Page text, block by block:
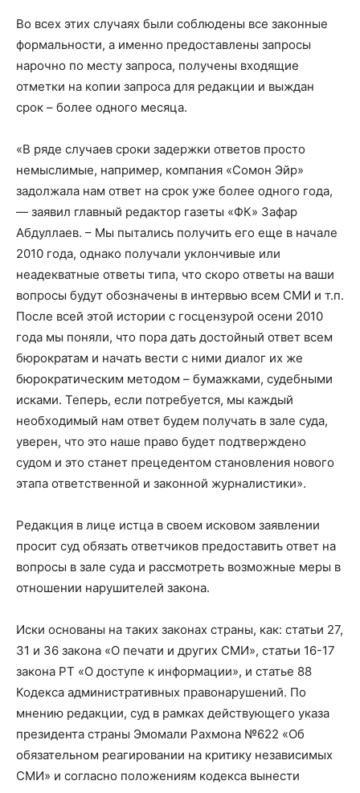
Во всех этих случаях были соблюдены все законные
формальности, а именно предоставлены запросы
нарочно по месту запроса, получены входящие
отметки на копии запроса для редакции и выждан
срок – более одного месяца.
«В ряде случаев сроки задержки ответов просто
немыслимые, например, компания «Сомон Эйр»
задолжала нам ответ на срок уже более одного года,
— заявил главный редактор газеты «ФК» Зафар
Абдуллаев. – Мы пытались получить его еще в начале
2010 года, однако получали уклончивые или
неадекватные ответы типа, что скоро ответы на ваши
вопросы будут обозначены в интервью всем СМИ и т.п.
После всей этой истории с госцензурой осени 2010
года мы поняли, что пора дать достойный ответ всем
бюрократам и начать вести с ними диалог их же
бюрократическим методом – бумажками, судебными
исками. Теперь, если потребуется, мы каждый
необходимый нам ответ будем получать в зале суда,
уверен, что это наше право будет подтверждено
судом и это станет прецедентом становления нового
этапа ответственной и законной журналистики».
Редакция в лице истца в своем исковом заявлении
просит суд обязать ответчиков предоставить ответ на
вопросы в зале суда и рассмотреть возможные меры в
отношении нарушителей закона.
Иски основаны на таких законах страны, как: статьи 27,
31 и 36 закона «О печати и других СМИ», статьи 16-17
закона РТ «О доступе к информации», и статье 88
Кодекса административных правонарушений. По
мнению редакции, суд в рамках действующего указа
президента страны Эмомали Рахмона №622 «Об
обязательном реагировании на критику независимых
СМИ» и согласно положениям кодекса вынести